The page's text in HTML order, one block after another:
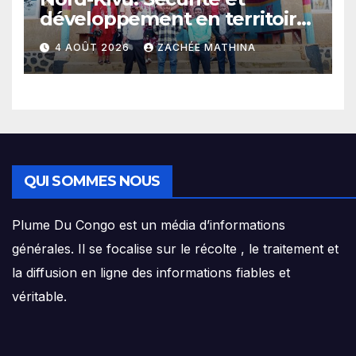
développement en territoire
de Beni, l’Hon. Jules Mathe
prône l’exemple d’un
mandat connecté à sa base
4 AOÛT 2026 ZACHÉE MATHINA
QUI SOMMES NOUS
Plume Du Congo est un média d’informations
générales. Il se focalise sur le récolte , le traitement et
la diffusion en ligne des informations fiables et
véritable.